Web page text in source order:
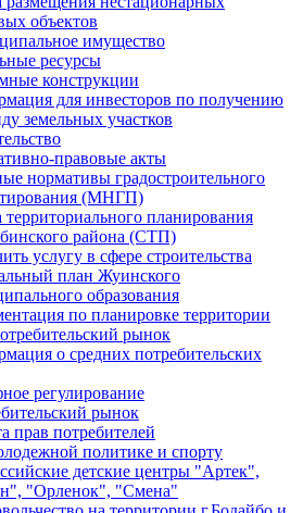
объектов
имущество
ресурсы
конструкции
для инвесторов по получению
земельных участков
правовые акты
нормативы градостроительного
(МНГП)
планирования
района (СТП)
услугу в сфере строительства
план Жуинского
образования
по планировке территории
рынок
о средних потребительских
регулирование
рынок
прав потребителей
политике и спорту
детские центры "Артек",
"Орленок", "Смена"